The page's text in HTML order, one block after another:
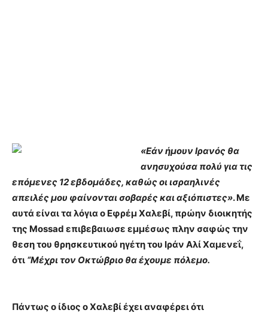
«Εάν ήμουν Ιρανός θα
ανησυχούσα πολύ για τις
επόμενες 12 εβδομάδες, καθώς οι ισραηλινές
απειλές μου φαίνονται σοβαρές και αξιόπιστες». Με
αυτά είναι τα λόγια ο Εφρέμ Χαλεβί, πρώην διοικητής
της Mossad επιβεβαιωσε εμμέσως πλην σαφώς την
θεση του θρησκευτικού ηγέτη του Ιράν Αλί Χαμενεΐ,
ότι “Μέχρι τον Οκτώβριο θα έχουμε πόλεμο.
Πάντως ο ίδιος ο Χαλεβί έχει αναφέρει ότι